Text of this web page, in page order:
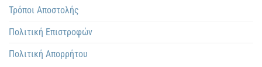
Τρόποι Αποστολής
Πολιτική Επιστροφών
Πολιτική Απορρήτου